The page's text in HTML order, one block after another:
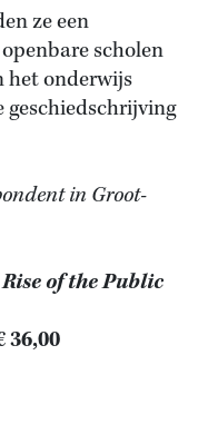
ze een
scholen
het onderwijs
geschiedschrijving
in Groot-
of the Public
36,00